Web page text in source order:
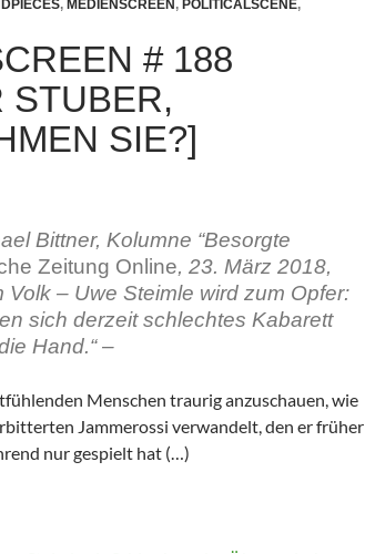
, MEDIENSCREEN , POLITICALSCENE,
# 188
STUBER,
SIE?]
Bittner, Kolumne “Besorgte
Zeitung Online, 23. März 2018,
Volk – Uwe Steimle wird zum Opfer:
sich derzeit schlechtes Kabarett
Hand.“ –
Menschen traurig anzuschauen, wie
Jammerossi verwandelt, den er früher
nur gespielt hat (…)